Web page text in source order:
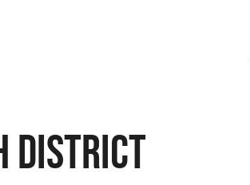
district